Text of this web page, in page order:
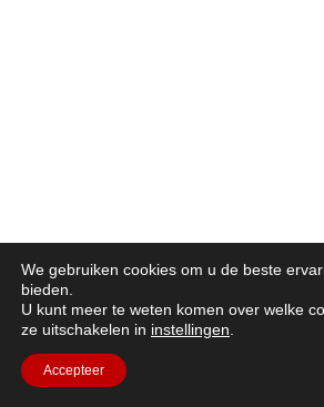
We gebruiken cookies om u de beste
bieden.
U kunt meer te weten komen over welke
ze uitschakelen in instellingen
Accepteer